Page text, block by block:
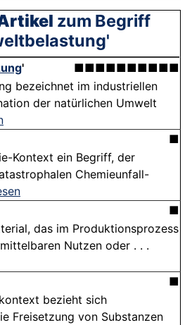
zum Begriff
'
■■■■■■■■■■
bezeichnet im industriellen
der natürlichen Umwelt
■
Kontext ein Begriff, der
Chemieunfall-
■
das im Produktionsprozess
Nutzen oder . . .
■
bezieht sich
Freisetzung von Substanzen